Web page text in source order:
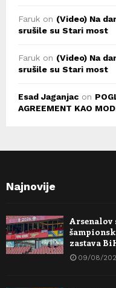
Faruk on (Video) Na
srušile su Stari most
Faruk on (Video) Na
srušile su Stari most
Esad Jaganjac on
AGREEMENT KAO
Najnovije
Arsenalov
zastava
09/08/